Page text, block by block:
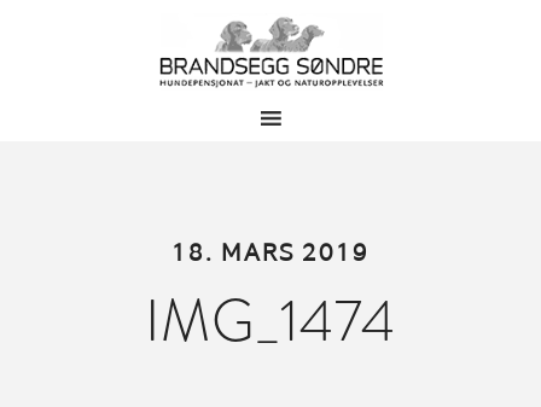
18. MARS 2019
IMG_1474